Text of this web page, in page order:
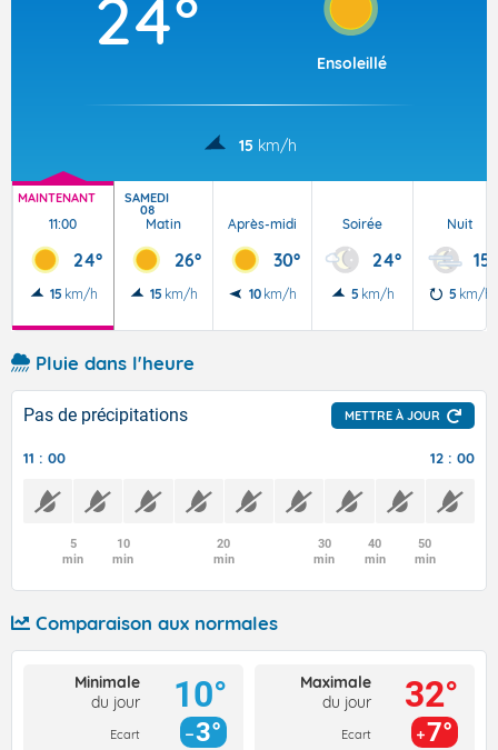
24°
Ensoleillé
15 km/h
MAINTENANT
11:00
24°
15 km/h
SAMEDI
08
Matin
26°
15 km/h
Après-midi
30°
10 km/h
Soirée
24°
5 km/h
Nuit
15°
5 km/h
Pluie dans l'heure
Pas de précipitations METTRE À JOUR
11 : 00 12 : 00
5
min
10
min
20
min
30
min
40
min
50
min
Comparaison aux normales
Minimale
du jour
Ecart
10°
3°
Maximale
du jour
Ecart
32°
7°